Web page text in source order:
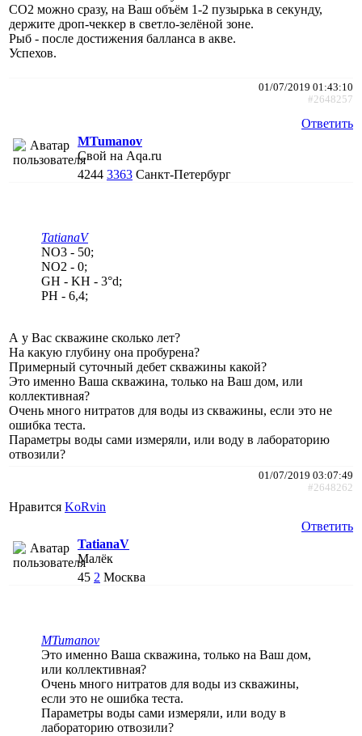
СО2 можно сразу, на Ваш объём 1-2 пузырька в секунду,
держите дроп-чеккер в светло-зелёной зоне.
Рыб - после достижения балланса в акве.
Успехов.
01/07/2019 01:43:10
#2648257
Ответить
MTumanov
Свой на Aqa.ru
4244 3363 Санкт-Петербург
TatianaV
NO3 - 50;
NO2 - 0;
GH - KH - 3°d;
PH - 6,4;
А у Вас скважине сколько лет?
На какую глубину она пробурена?
Примерный суточный дебет скважины какой?
Это именно Ваша скважина, только на Ваш дом, или
коллективная?
Очень много нитратов для воды из скважины, если это не
ошибка теста.
Параметры воды сами измеряли, или воду в лабораторию
отвозили?
01/07/2019 03:07:49
#2648262
Нравится KoRvin
Ответить
TatianaV
Малёк
45 2 Москва
MTumanov
Это именно Ваша скважина, только на Ваш дом,
или коллективная?
Очень много нитратов для воды из скважины,
если это не ошибка теста.
Параметры воды сами измеряли, или воду в
лабораторию отвозили?